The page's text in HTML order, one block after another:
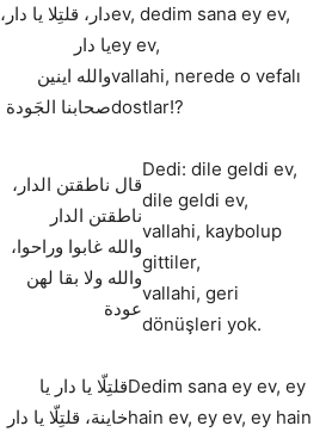
دار، قلتِلا يا دار،
يا دار
والله اينين
صحابنا الجَودة
ev, dedim sana ey ev,
ey ev,
vallahi, nerede o vefalı
dostlar!?
قال ناطقتن الدار،
ناطقتن الدار
،والله غابوا وراحوا
والله ولا بقا لهن
عودة
Dedi: dile geldi ev,
dile geldi ev,
vallahi, kaybolup
gittiler,
vallahi, geri
dönüşleri yok.
قلتِلّا يا دار يا
خاينة، قلتِلّا يا دار
Dedim sana ey ev, ey
hain ev, ey ev, ey hain